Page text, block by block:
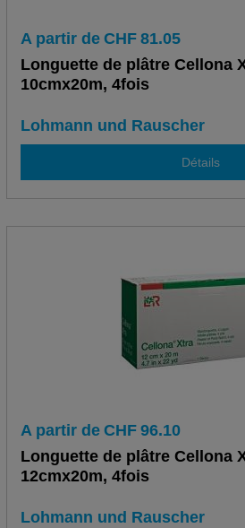
A partir de CHF 81.05
Longuette de plâtre Cellona
10cmx20m, 4fois
Lohmann und Rauscher
Détails
A partir de CHF 96.10
Longuette de plâtre Cellona
12cmx20m, 4fois
Lohmann und Rauscher